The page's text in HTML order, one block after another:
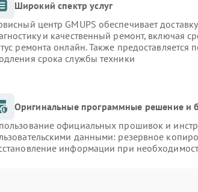
Широкий спектр услуг
центр GMUPS обеспечивает
и качественный ремонт, включая
ремонта онлайн. Также предоставляется
срока службы техники
Оригинальные программные решение и
официальных прошивок и
данными: резервное
информации при